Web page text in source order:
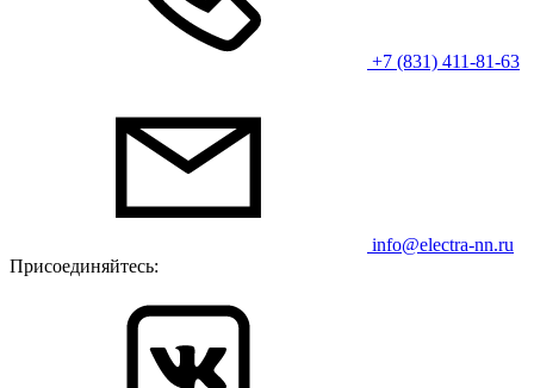
+7 (831) 411-81-63
info@electra-nn.ru
Присоединяйтесь: